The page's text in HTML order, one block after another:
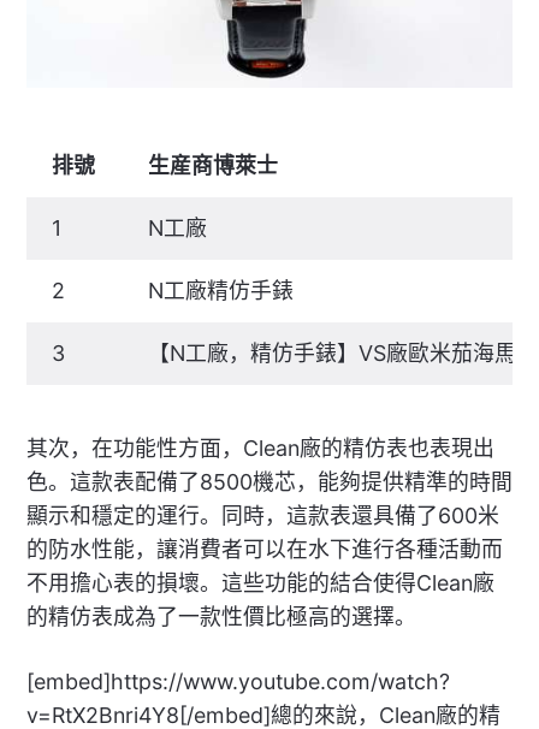
排號 生産商博萊士
1 N工廠
2 N工廠精仿手錶
3 【N工廠，精仿手錶】VS廠歐米茄海馬
其次，在功能性方面，Clean廠的精仿表也表現出
色。這款表配備了8500機芯，能夠提供精準的時間
顯示和穩定的運行。同時，這款表還具備了600米
的防水性能，讓消費者可以在水下進行各種活動而
不用擔心表的損壞。這些功能的結合使得Clean廠
的精仿表成為了一款性價比極高的選擇。
[embed]https://www.youtube.com/watch?
v=RtX2Bnri4Y8[/embed]總的來說，Clean廠的精